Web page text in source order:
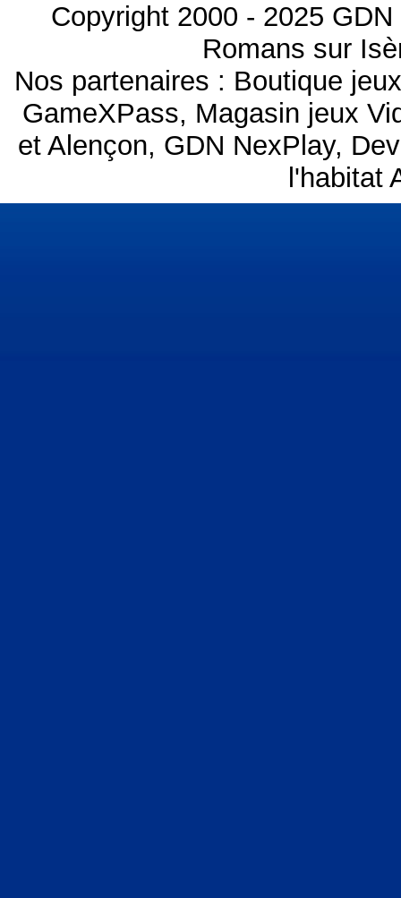
Copyright 2000 - 2025
Romans sur
Nos partenaires : Boutique
GameXPass, Magasin jeux
et Alençon, GDN NexPlay,
l'habitat